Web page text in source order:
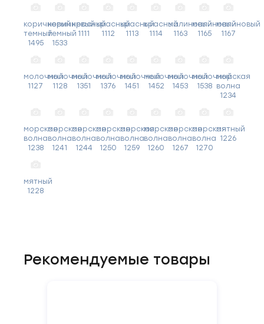
коричневый
темный
1495
коричневый
темный
1533
красный
1111
красный
1112
красный
1113
красный
1114
малиновый
1163
малиновый
1165
малиновый
1167
молочный
1127
молочный
1128
молочный
1351
молочный
1376
молочный
1451
молочный
1452
молочный
1453
молочный
1538
морская
волна
1234
морская
волна
1238
морская
волна
1241
морская
волна
1244
морская
волна
1250
морская
волна
1259
морская
волна
1260
морская
волна
1267
морская
волна
1270
мятный
1226
мятный
1228
Рекомендуемые товары